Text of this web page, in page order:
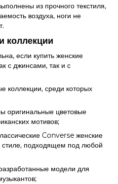
из прочного текстиля,
воздуха, ноги не
коллекции
если купить женские
с джинсами, так и с
коллекции, среди которых
оригинальные цветовые
мотивов;
Converse женские
подходящем под любой
модели для